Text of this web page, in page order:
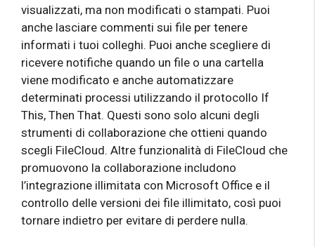
visualizzati, ma non modificati o stampati. Puoi
anche lasciare commenti sui file per tenere
informati i tuoi colleghi. Puoi anche scegliere di
ricevere notifiche quando un file o una cartella
viene modificato e anche automatizzare
determinati processi utilizzando il protocollo If
This, Then That. Questi sono solo alcuni degli
strumenti di collaborazione che ottieni quando
scegli FileCloud. Altre funzionalità di FileCloud che
promuovono la collaborazione includono
l’integrazione illimitata con Microsoft Office e il
controllo delle versioni dei file illimitato, così puoi
tornare indietro per evitare di perdere nulla.